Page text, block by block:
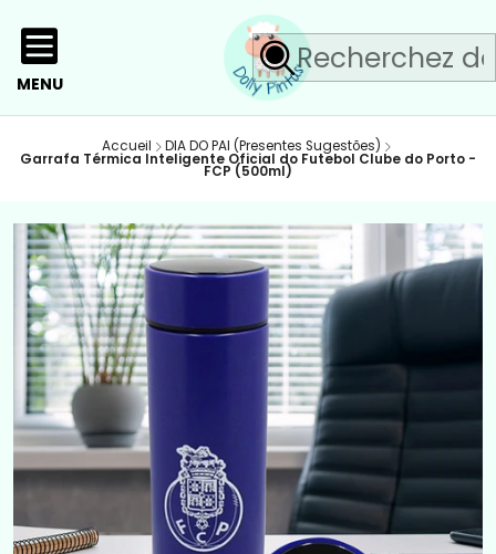
MENU
Accueil DIA DO PAI (Presentes Sugestões)
Garrafa Térmica Inteligente Oficial do Futebol Clube do Porto -
FCP (500ml)